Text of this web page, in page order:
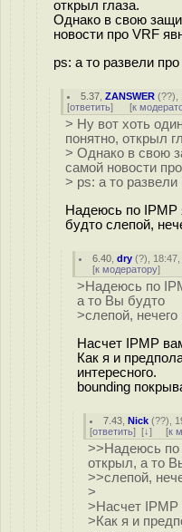
открыл глаза.
Однако в свою
новости про VRF
ps: а то развели
5.37 ,ZANSWER (??),
[ответить] [к
> Ну вот хоть
понятно, открыл
> Однако в свою
самой новости
> ps: а то развели
Надеюсь по IPMP
будто слепой,
6.40 ,dry (?), 18:47,
[к модератору]
>Надеюсь по
а то Вы будто
>слепой, нечего
Насчет IPMP
Как я и
интересного.
bounding
7.43 ,Nick (??),
[ответить] [↓] [к
>>Надеюсь по
открыл, а то
>>слепой,
>
>Насчет IPMP
>Как я и